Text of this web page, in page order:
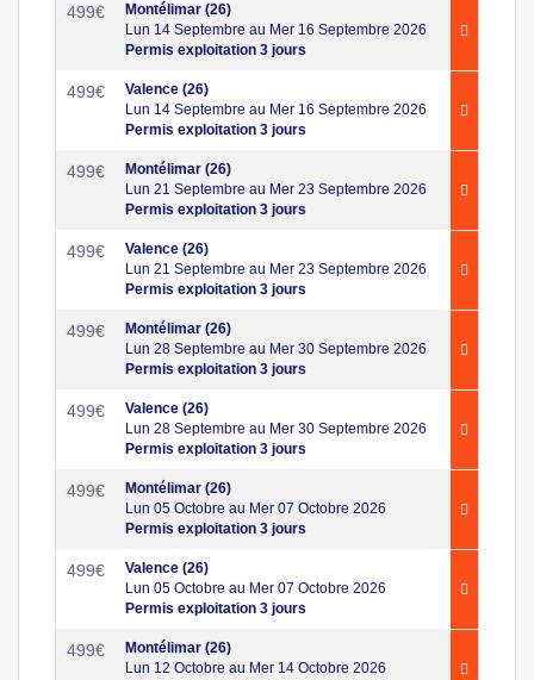
499€
Montélimar (26)
Lun 14 Septembre au Mer 16 Septembre 2026
Permis exploitation 3 jours
499€
Valence (26)
Lun 14 Septembre au Mer 16 Septembre 2026
Permis exploitation 3 jours
499€
Montélimar (26)
Lun 21 Septembre au Mer 23 Septembre 2026
Permis exploitation 3 jours
499€
Valence (26)
Lun 21 Septembre au Mer 23 Septembre 2026
Permis exploitation 3 jours
499€
Montélimar (26)
Lun 28 Septembre au Mer 30 Septembre 2026
Permis exploitation 3 jours
499€
Valence (26)
Lun 28 Septembre au Mer 30 Septembre 2026
Permis exploitation 3 jours
499€
Montélimar (26)
Lun 05 Octobre au Mer 07 Octobre 2026
Permis exploitation 3 jours
499€
Valence (26)
Lun 05 Octobre au Mer 07 Octobre 2026
Permis exploitation 3 jours
499€
Montélimar (26)
Lun 12 Octobre au Mer 14 Octobre 2026